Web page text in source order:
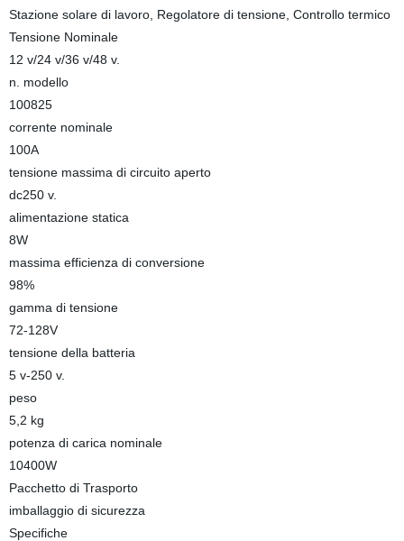
Stazione solare di lavoro, Regolatore di tensione, Controllo termico
Tensione Nominale
12 v/24 v/36 v/48 v.
n. modello
100825
corrente nominale
100A
tensione massima di circuito aperto
dc250 v.
alimentazione statica
8W
massima efficienza di conversione
98%
gamma di tensione
72-128V
tensione della batteria
5 v-250 v.
peso
5,2 kg
potenza di carica nominale
10400W
Pacchetto di Trasporto
imballaggio di sicurezza
Specifiche